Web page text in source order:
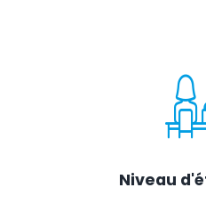
Niveau